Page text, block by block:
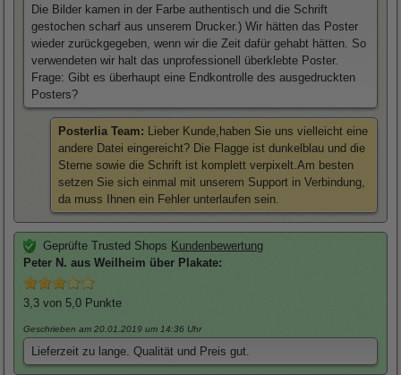
Die Bilder kamen in der Farbe authentisch und die Schrift
gestochen scharf aus unserem Drucker.) Wir hätten das Poster
wieder zurückgegeben, wenn wir die Zeit dafür gehabt hätten. So
verwendeten wir halt das unprofessionell überklebte Poster.
Frage: Gibt es überhaupt eine Endkontrolle des ausgedruckten
Posters?
Posterlia Team: Lieber Kunde,haben Sie uns vielleicht eine
andere Datei eingereicht? Die Flagge ist dunkelblau und die
Sterne sowie die Schrift ist komplett verpixelt.Am besten
setzen Sie sich einmal mit unserem Support in Verbindung,
da muss Ihnen ein Fehler unterlaufen sein.
Geprüfte Trusted Shops Kundenbewertung
Peter N. aus Weilheim über Plakate:
3,3 von 5,0 Punkte
Geschrieben am 20.01.2019 um 14:36 Uhr
Lieferzeit zu lange. Qualität und Preis gut.